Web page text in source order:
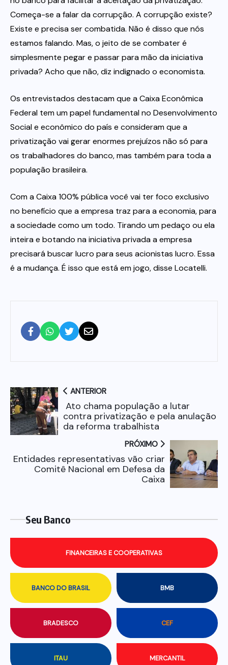
Começa-se a falar da corrupção. A corrupção existe?
Existe e precisa ser combatida. Não é disso que nós
estamos falando. Mas, o jeito de se combater é
simplesmente pegar e passar para mão da iniciativa
privada? Acho que não, diz indignado o economista.
Os entrevistados destacam que a Caixa Econômica
Federal tem um papel fundamental no Desenvolvimento
Social e econômico do país e consideram que a
privatização vai gerar enormes prejuízos não só para
os trabalhadores do banco, mas também para toda a
população brasileira.
Com a Caixa 100% pública você vai ter foco exclusivo
no benefício que a empresa traz para a economia, para
a sociedade como um todo. Tirando um pedaço ou ela
inteira e botando na iniciativa privada a empresa
precisará buscar lucro para seus acionistas lucro. Essa
é a mudança. É isso que está em jogo, disse Locatelli.
ANTERIOR
Ato chama população a lutar
contra privatização e pela anulação
da reforma trabalhista
PRÓXIMO
Entidades representativas vão criar
Comitê Nacional em Defesa da
Caixa
Seu Banco
BANCO DO BRASIL BMB
BRADESCO CEF
FINANCEIRAS E COOPERATIVAS
ITAU MERCANTIL